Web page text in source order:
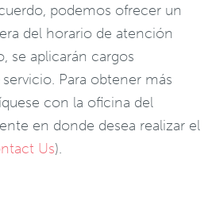
podemos ofrecer un
del horario de atención
se aplicarán cargos
Para obtener más
con la oficina del
en donde desea realizar el
Us).